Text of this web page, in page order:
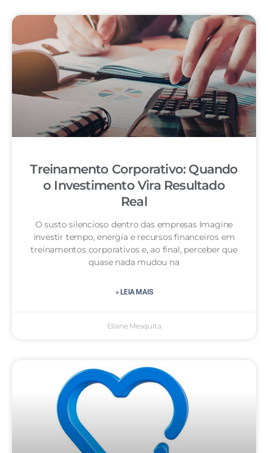
Treinamento Corporativo: Quando
o Investimento Vira Resultado
Real
O susto silencioso dentro das empresas Imagine
investir tempo, energia e recursos financeiros em
treinamentos corporativos e, ao final, perceber que
quase nada mudou na
» LEIA MAIS
Eliane Mesquita